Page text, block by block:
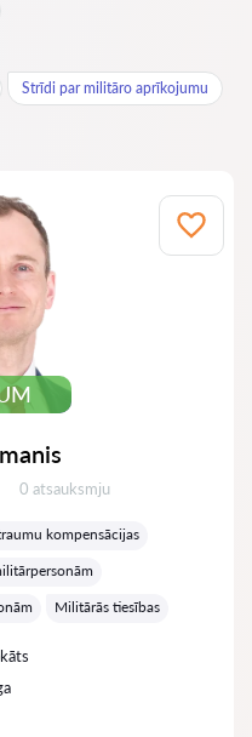
Strīdi par militāro aprīkojumu
Atsauksmes:
0 atsauksmju
kompensācijas
Militārās tiesības